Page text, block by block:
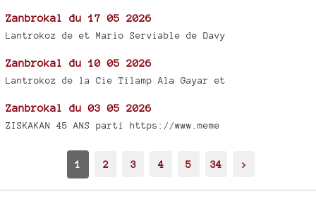
Zanbrokal du 17 05 2026
Lantrokoz de et Mario Serviable de Davy
Zanbrokal du 10 05 2026
Lantrokoz de la Cie Tilamp Ala Gayar et
Zanbrokal du 03 05 2026
ZISKAKAN 45 ANS parti https://www.meme
1 2 3 4 5 34 >